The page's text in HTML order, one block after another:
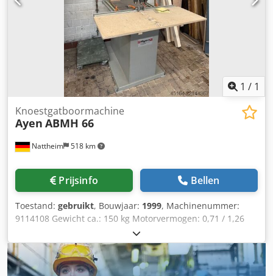
1 / 1
Nattheim 518 km
Knoestgatboormachine
Ayen ABMH 66
Prijsinfo Bellen
Toestand: gebruikt, Bouwjaar: 1999, Machinenummer:
9114108 Gewicht ca.: 150 kg Motorvermogen: 0,71 / 1,26
kW Uithaalafstand - kolom tot booras: 600 mm Max.
materiaaldikte: 200 mm Tafelbreedte: 1000 mm Aantal
boorspillen: 4 stuks Booropname: Schroefdraad voor
inschroeven Boordieptebegrenzing: Ja Boorweg: 70 mm